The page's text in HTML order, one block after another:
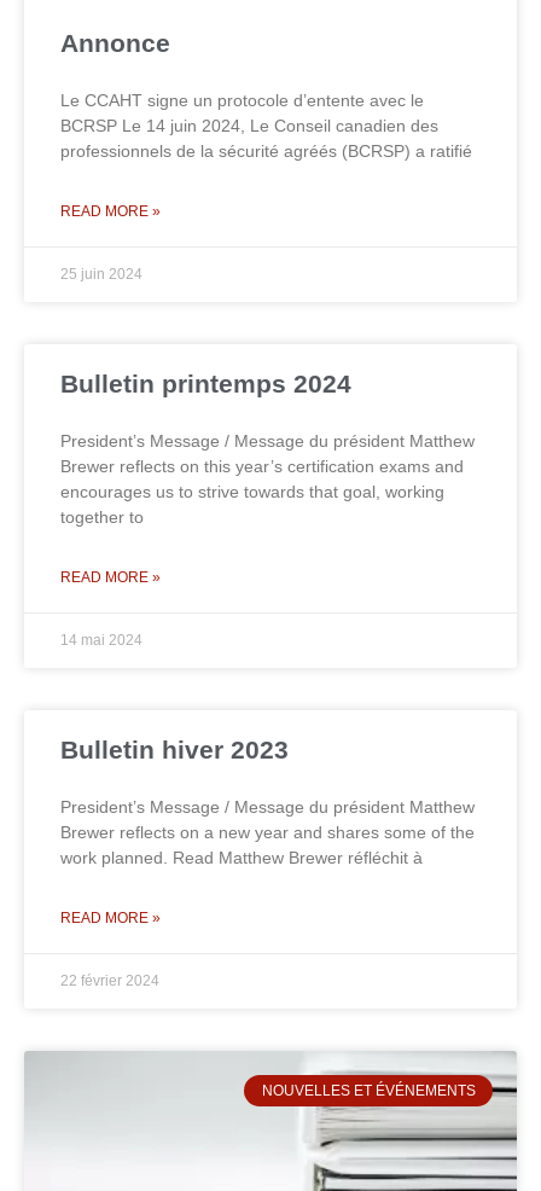
Annonce
Le CCAHT signe un protocole d’entente avec le
BCRSP Le 14 juin 2024, Le Conseil canadien des
professionnels de la sécurité agréés (BCRSP) a ratifié
READ MORE »
25 juin 2024
Bulletin printemps 2024
President’s Message / Message du président Matthew
Brewer reflects on this year’s certification exams and
encourages us to strive towards that goal, working
together to
READ MORE »
14 mai 2024
Bulletin hiver 2023
President’s Message / Message du président Matthew
Brewer reflects on a new year and shares some of the
work planned. Read Matthew Brewer réfléchit à
READ MORE »
22 février 2024
NOUVELLES ET ÉVÉNEMENTS